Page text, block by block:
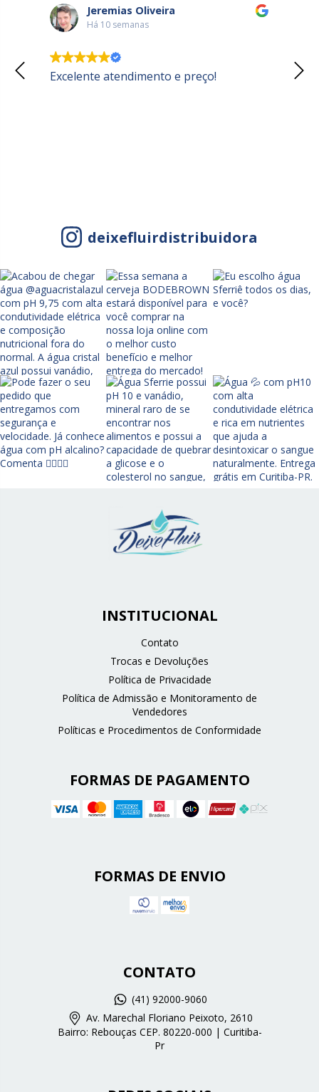
Jeremias Oliveira
Há 10 semanas
Excelente atendimento e preço!
deixefluirdistribuidora
INSTITUCIONAL
Contato
Trocas e Devoluções
Política de Privacidade
Política de Admissão e Monitoramento de
Vendedores
Políticas e Procedimentos de Conformidade
FORMAS DE PAGAMENTO
FORMAS DE ENVIO
CONTATO
(41) 92000-9060
Av. Marechal Floriano Peixoto, 2610
Bairro: Rebouças CEP. 80220-000 | Curitiba-
Pr